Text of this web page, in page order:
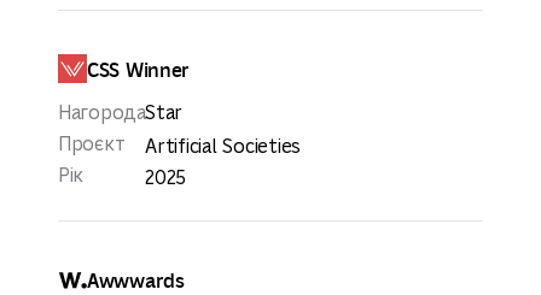
CSS Winner
НагородаStar
Проєкт
Artificial Societies
Рік
2025
Awwwards